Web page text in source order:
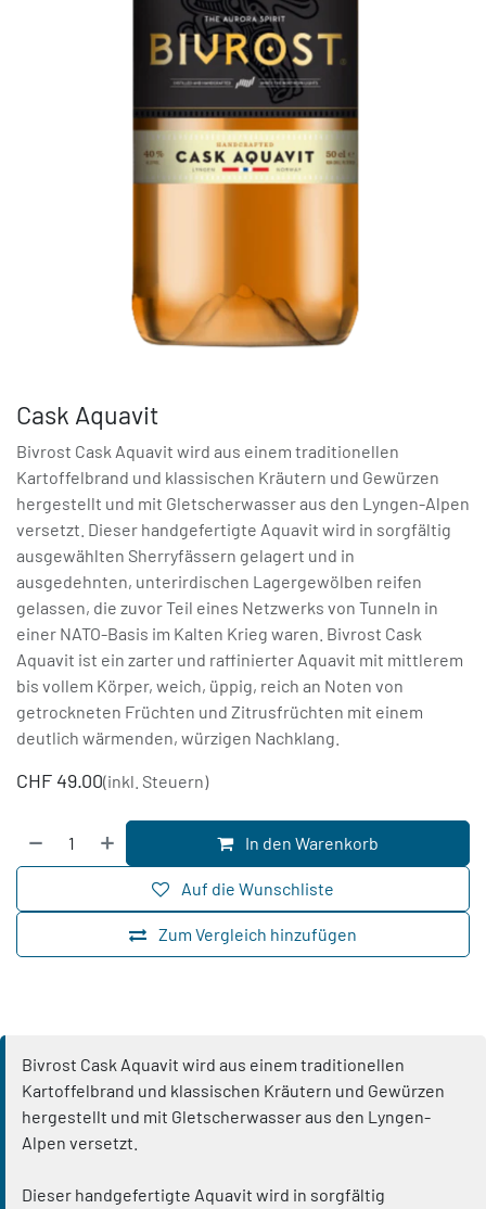
Cask Aquavit
Bivrost Cask Aquavit wird aus einem traditionellen
Kartoffelbrand und klassischen Kräutern und Gewürzen
hergestellt und mit Gletscherwasser aus den Lyngen-Alpen
versetzt. Dieser handgefertigte Aquavit wird in sorgfältig
ausgewählten Sherryfässern gelagert und in
ausgedehnten, unterirdischen Lagergewölben reifen
gelassen, die zuvor Teil eines Netzwerks von Tunneln in
einer NATO-Basis im Kalten Krieg waren. Bivrost Cask
Aquavit ist ein zarter und raffinierter Aquavit mit mittlerem
bis vollem Körper, weich, üppig, reich an Noten von
getrockneten Früchten und Zitrusfrüchten mit einem
deutlich wärmenden, würzigen Nachklang.
CHF 49.00(inkl. Steuern)
In den Warenkorb
Zum Vergleich hinzufügen
Auf die Wunschliste
Bivrost Cask Aquavit wird aus einem traditionellen
Kartoffelbrand und klassischen Kräutern und Gewürzen
hergestellt und mit Gletscherwasser aus den Lyngen-
Alpen versetzt.
Dieser handgefertigte Aquavit wird in sorgfältig